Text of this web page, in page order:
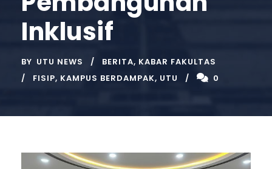
Inklusif
BY UTU NEWS BERITA, KABAR FAKULTAS
FISIP, KAMPUS BERDAMPAK, UTU 0